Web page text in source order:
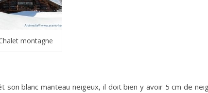
montagne
son blanc manteau neigeux, il doit bien y avoir 5 cm de